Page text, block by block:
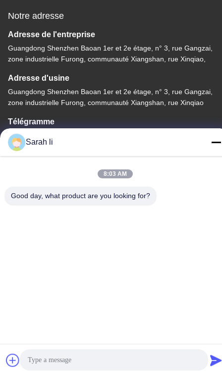
Notre adresse
Adresse de l'entreprise
Guangdong Shenzhen Baoan 1er et 2e étage, n° 3, rue Gangzai,
zone industrielle Furong, communauté Xiangshan, rue Xinqiao,
Adresse d'usine
Guangdong Shenzhen Baoan 1er et 2e étage, n° 3, rue Gangzai,
zone industrielle Furong, communauté Xiangshan, rue Xinqiao
Télégramme
86-0755-27097532-8:30
Chine Bonne qualité Service d'usinage CNC sur mesure
Sarah li
8:03 AM
Good day, what product are you looking for?